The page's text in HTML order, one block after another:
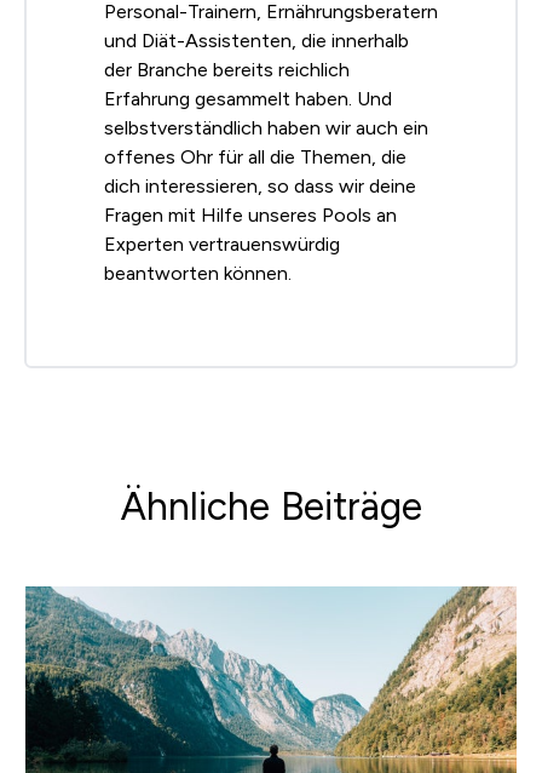
Personal-Trainern, Ernährungsberatern
und Diät-Assistenten, die innerhalb
der Branche bereits reichlich
Erfahrung gesammelt haben. Und
selbstverständlich haben wir auch ein
offenes Ohr für all die Themen, die
dich interessieren, so dass wir deine
Fragen mit Hilfe unseres Pools an
Experten vertrauenswürdig
beantworten können.
Ähnliche Beiträge